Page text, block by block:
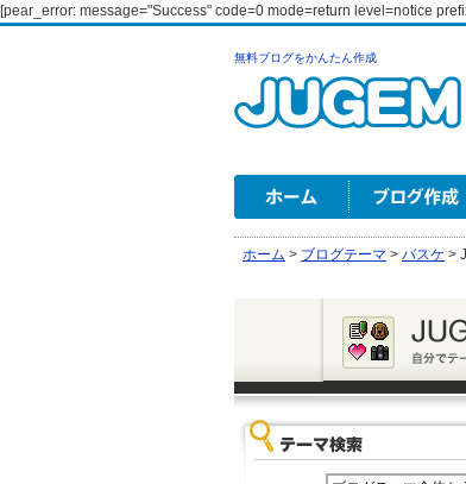
[pear_error: message="Success" code=0 mode=return level=notice
無料ブログをかんたん作成
ホーム > ブログテーマ > バスケ >